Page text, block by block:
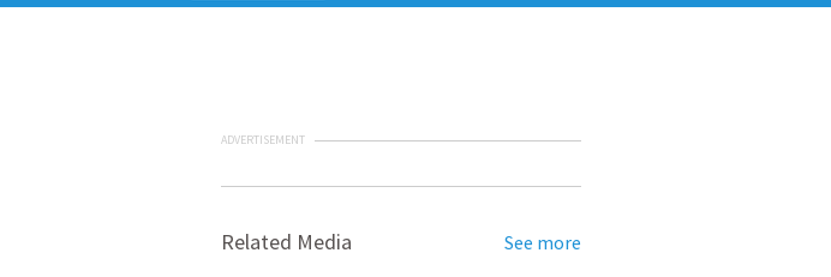
ADVERTISEMENT
Related Media See more